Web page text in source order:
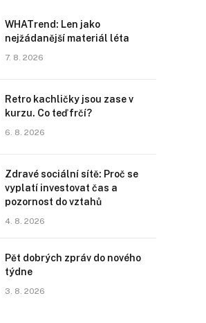
WHATrend: Len jako
nejžádanější materiál léta
7. 8. 2026
Retro kachličky jsou zase v
kurzu. Co teď frčí?
6. 8. 2026
Zdravé sociální sítě: Proč se
vyplatí investovat čas a
pozornost do vztahů
4. 8. 2026
Pět dobrých zpráv do nového
týdne
3. 8. 2026